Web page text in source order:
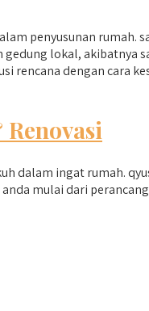
penyusunan rumah.
lokal, akibatnya
rencana dengan cara
dalam ingat rumah.
mulai dari